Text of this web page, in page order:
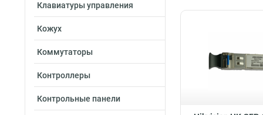
Клавиатуры управления
Кожух
Коммутаторы
Контроллеры
Контрольные панели